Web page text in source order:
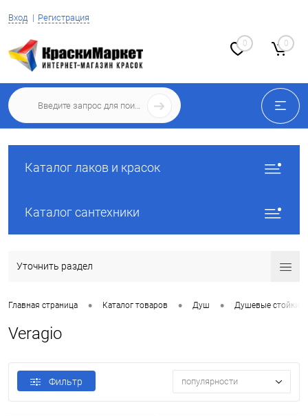
Вход Регистрация
0 0
Каталог лаков и красок
Каталог сантехники
Уточнить раздел
Главная страница • Каталог товаров • Душ • Душевые стойки
Veragio
Фильтр популярности